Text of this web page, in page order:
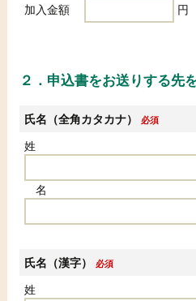
加入金額 円
２．申込書をお送りする先
氏名（全角カタカナ） 必須
姓
名
氏名（漢字） 必須
姓